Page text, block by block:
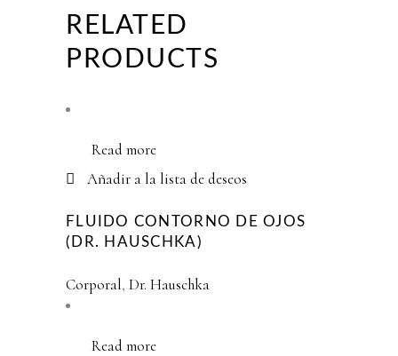
RELATED
PRODUCTS
Read more
Añadir a la lista de deseos
FLUIDO CONTORNO DE OJOS
(DR. HAUSCHKA)
Corporal, Dr. Hauschka
Read more